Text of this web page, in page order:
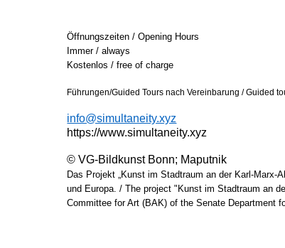
Öffnungszeiten / Opening Hours
Immer / always
Kostenlos / free of charge
Führungen/Guided Tours nach Vereinbarung / Guided
info@simultaneity.xyz
https://www.simultaneity.xyz
© VG-Bildkunst Bonn; Maputnik
Das Projekt „Kunst im Stadtraum an der Karl-
und Europa. / The project "Kunst im Stadtraum an
Committee for Art (BAK) of the Senate Department